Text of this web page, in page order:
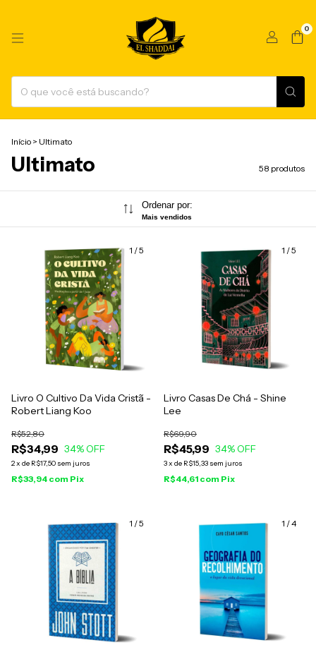
0
Início > Ultimato
Ultimato 58 produtos
Ordenar por:
Mais vendidos
1 /5
Livro O Cultivo Da Vida Cristã -
Robert Liang Koo
R$34,99
R$52,80
34% OFF
2x de R$17,50 sem juros
R$33,94 com Pix
1 /5
Livro Casas De Chá - Shine
Lee
R$45,99
R$69,90
34% OFF
3x de R$15,33 sem juros
R$44,61 com Pix
1 /5 1 /4